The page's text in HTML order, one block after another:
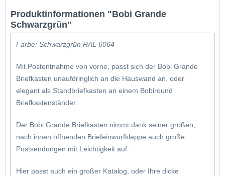
Produktinformationen "Bobi Grande
Schwarzgrün"
Farbe: Schwarzgrün RAL 6064
Mit Postentnahme von vorne, passt sich der Bobi Grande
Briefkasten unaufdringlich an die Hauswand an, oder
elegant als Standbriefkasten an einem Bobiround
Briefkastenständer.
Der Bobi Grande Briefkasten nimmt dank seiner großen,
nach innen öffnenden Briefeinwurfklappe auch große
Postsendungen mit Leichtigkeit auf.
Hier passt auch ein großer Katalog, oder Ihre dicke